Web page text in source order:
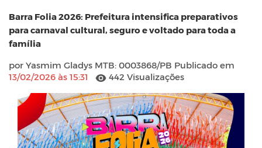
Barra Folia 2026: Prefeitura intensifica preparativos
para carnaval cultural, seguro e voltado para toda a
família
por Yasmim Gladys MTB: 0003868/PB Publicado em
13/02/2026 às 15:31
442 Visualizações